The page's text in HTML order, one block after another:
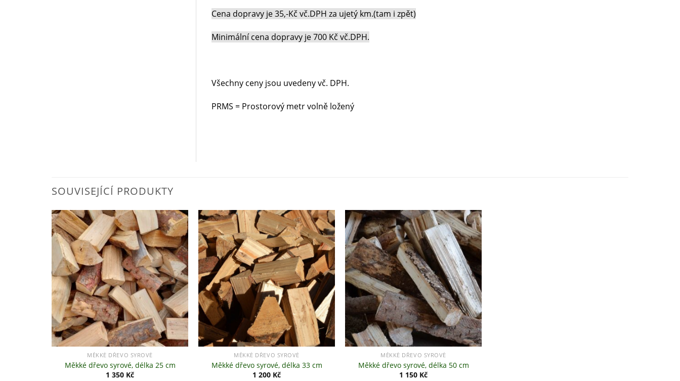
Cena dopravy je 35,-Kč vč.DPH za ujetý km.(tam i zpět)
Minimální cena dopravy je 700 Kč vč.DPH.
Všechny ceny jsou uvedeny vč. DPH.
PRMS = Prostorový metr volně ložený
SOUVISEJÍCÍ PRODUKTY
+
MĚKKÉ DŘEVO SYROVÉ
Měkké dřevo syrové, délka 25 cm
1 350 Kč
MĚKKÉ DŘEVO SYROVÉ
Měkké dřevo syrové, délka 33 cm
1 200 Kč
+
MĚKKÉ DŘEVO SYROVÉ
Měkké dřevo syrové, délka 50 cm
1 150 Kč